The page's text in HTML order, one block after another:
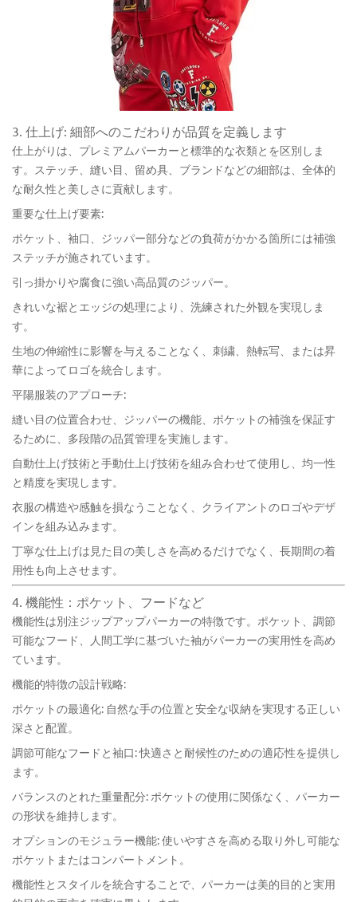
3. 仕上げ: 細部へのこだわりが品質を定義します
仕上がりは、プレミアムパーカーと標準的な衣類とを区別しま
す。ステッチ、縫い目、留め具、ブランドなどの細部は、全体的
な耐久性と美しさに貢献します。
重要な仕上げ要素:
ポケット、袖口、ジッパー部分などの負荷がかかる箇所には補強
ステッチが施されています。
引っ掛かりや腐食に強い高品質のジッパー。
きれいな裾とエッジの処理により、洗練された外観を実現しま
す。
生地の伸縮性に影響を与えることなく、刺繍、熱転写、または昇
華によってロゴを統合します。
平陽服装のアプローチ:
縫い目の位置合わせ、ジッパーの機能、ポケットの補強を保証す
るために、多段階の品質管理を実施します。
自動仕上げ技術と手動仕上げ技術を組み合わせて使用​​し、均一性
と精度を実現します。
衣服の構造や感触を損なうことなく、クライアントのロゴやデザ
インを組み込みます。
丁寧な仕上げは見た目の美しさを高めるだけでなく、長期間の着
用性も向上させます。
4. 機能性：ポケット、フードなど
機能性は別注ジップアップパーカーの特徴です。ポケット、調節
可能なフード、人間工学に基づいた袖がパーカーの実用性を高め
ています。
機能的特徴の設計戦略:
ポケットの最適化: 自然な手の位置と安全な収納を実現する正しい
深さと配置。
調節可能なフードと袖口: 快適さと耐候性のための適応性を提供し
ます。
バランスのとれた重量配分: ポケットの使用に関係なく、パーカー
の形状を維持します。
オプションのモジュラー機能: 使いやすさを高める取り外し可能な
ポケットまたはコンパートメント。
機能性とスタイルを統合することで、パーカーは美的目的と実用